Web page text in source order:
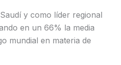
y como líder regional
en un 66% la media
mundial en materia de